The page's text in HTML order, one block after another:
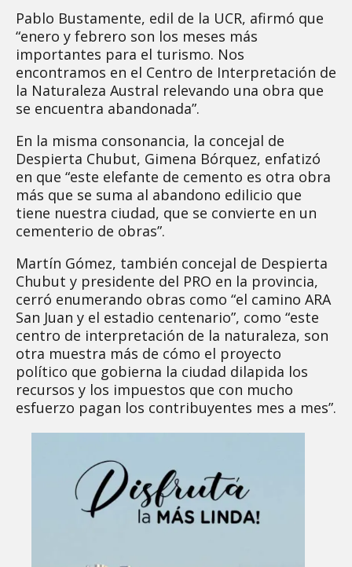
Pablo Bustamente, edil de la UCR, afirmó que
“enero y febrero son los meses más
importantes para el turismo. Nos
encontramos en el Centro de Interpretación de
la Naturaleza Austral relevando una obra que
se encuentra abandonada”.
En la misma consonancia, la concejal de
Despierta Chubut, Gimena Bórquez, enfatizó
en que “este elefante de cemento es otra obra
más que se suma al abandono edilicio que
tiene nuestra ciudad, que se convierte en un
cementerio de obras”.
Martín Gómez, también concejal de Despierta
Chubut y presidente del PRO en la provincia,
cerró enumerando obras como “el camino ARA
San Juan y el estadio centenario”, como “este
centro de interpretación de la naturaleza, son
otra muestra más de cómo el proyecto
político que gobierna la ciudad dilapida los
recursos y los impuestos que con mucho
esfuerzo pagan los contribuyentes mes a mes”.